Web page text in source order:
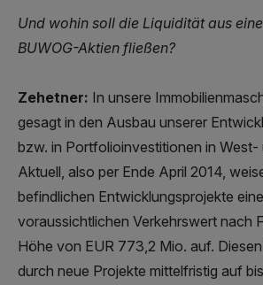
Und wohin soll die Liquidität aus
BUWOG-Aktien fließen?
Zehetner: In unsere
gesagt in den Ausbau unserer
bzw. in Portfolioinvestitionen in West-
Aktuell, also per Ende April 2014,
befindlichen Entwicklungsprojekte
voraussichtlichen Verkehrswert nach
Höhe von EUR 773,2 Mio. auf.
durch neue Projekte mittelfristig auf